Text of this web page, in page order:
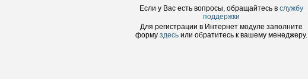
Если у Вас есть вопросы, обращайтесь в службу
поддержки
Для регистрации в Интернет модуле заполните
форму здесь или обратитесь к вашему менеджеру.